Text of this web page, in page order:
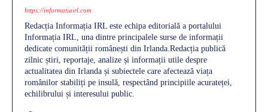
https://informatiairl.com
Redacția Informația IRL este echipa editorială a portalului
Informația IRL, una dintre principalele surse de informații
dedicate comunității românești din Irlanda.Redacția publică
zilnic știri, reportaje, analize și informații utile despre
actualitatea din Irlanda și subiectele care afectează viața
românilor stabiliți pe insulă, respectând principiile acurateței,
echilibrului și interesului public.